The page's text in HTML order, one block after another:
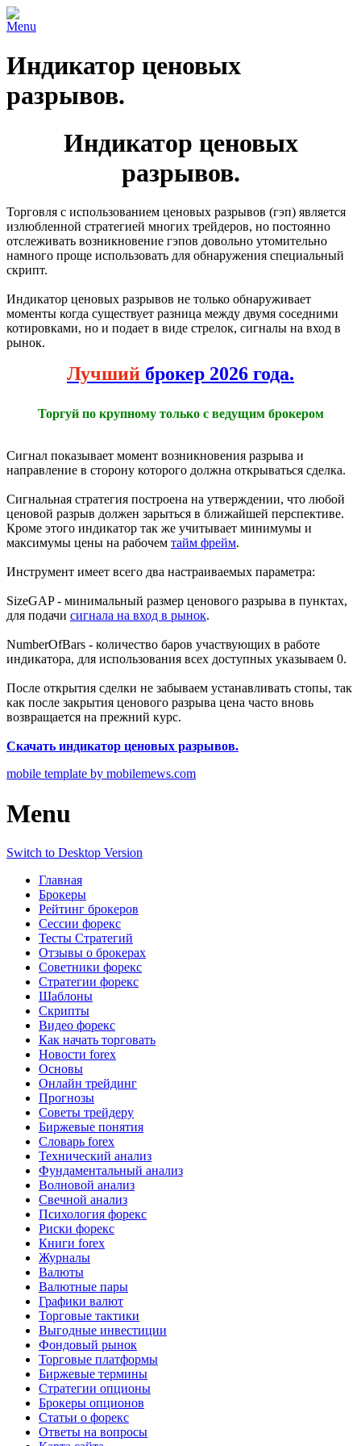
Menu
Индикатор ценовых
разрывов.
Индикатор ценовых
разрывов.
Торговля с использованием ценовых разрывов (гэп) является
излюбленной стратегией многих трейдеров, но постоянно
отслеживать возникновение гэпов довольно утомительно
намного проще использовать для обнаружения специальный
скрипт.
Индикатор ценовых разрывов не только обнаруживает
моменты когда существует разница между двумя соседними
котировками, но и подает в виде стрелок, сигналы на вход в
рынок.
Лучший брокер 2026 года.
Торгуй по крупному только с ведущим брокером
Сигнал показывает момент возникновения разрыва и
направление в сторону которого должна открываться сделка.
Сигнальная стратегия построена на утверждении, что любой
ценовой разрыв должен зарыться в ближайшей перспективе.
Кроме этого индикатор так же учитывает минимумы и
максимумы цены на рабочем тайм фрейм.
Инструмент имеет всего два настраиваемых параметра:
SizeGAP - минимальный размер ценового разрыва в пунктах,
для подачи сигнала на вход в рынок.
NumberOfBars - количество баров участвующих в работе
индикатора, для использования всех доступных указываем 0.
После открытия сделки не забываем устанавливать стопы, так
как после закрытия ценового разрыва цена часто вновь
возвращается на прежний курс.
Скачать индикатор ценовых разрывов.
mobile template by mobilemews.com
Menu
Switch to Desktop Version
Главная
Брокеры
Рейтинг брокеров
Сессии форекс
Тесты Стратегий
Отзывы о брокерах
Советники форекс
Стратегии форекс
Шаблоны
Скрипты
Видео форекс
Как начать торговать
Новости forex
Основы
Онлайн трейдинг
Прогнозы
Советы трейдеру
Биржевые понятия
Словарь forex
Технический анализ
Фундаментальный анализ
Волновой анализ
Свечной анализ
Психология форекс
Риски форекс
Книги forex
Журналы
Валюты
Валютные пары
Графики валют
Торговые тактики
Выгодные инвестиции
Фондовый рынок
Торговые платформы
Биржевые термины
Стратегии опционы
Брокеры опционов
Статьи о форекс
Ответы на вопросы